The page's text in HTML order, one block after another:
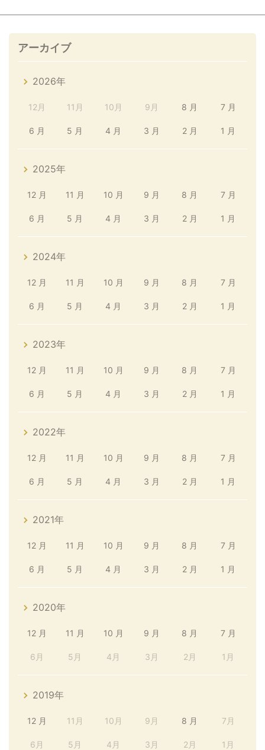
アーカイブ
2026年
12月 11月 10月 9月 8 月 7 月
6 月 5 月 4 月 3 月 2 月 1 月
2025年
12 月 11 月 10 月 9 月 8 月 7 月
6 月 5 月 4 月 3 月 2 月 1 月
2024年
12 月 11 月 10 月 9 月 8 月 7 月
6 月 5 月 4 月 3 月 2 月 1 月
2023年
12 月 11 月 10 月 9 月 8 月 7 月
6 月 5 月 4 月 3 月 2 月 1 月
2022年
12 月 11 月 10 月 9 月 8 月 7 月
6 月 5 月 4 月 3 月 2 月 1 月
2021年
12 月 11 月 10 月 9 月 8 月 7 月
6 月 5 月 4 月 3 月 2 月 1 月
2020年
12 月 11 月 10 月 9 月 8 月 7 月
6月 5月 4月 3月 2月 1月
2019年
12 月 11月 10月 9月 8 月 7月
6月 5月 4月 3月 2月 1月